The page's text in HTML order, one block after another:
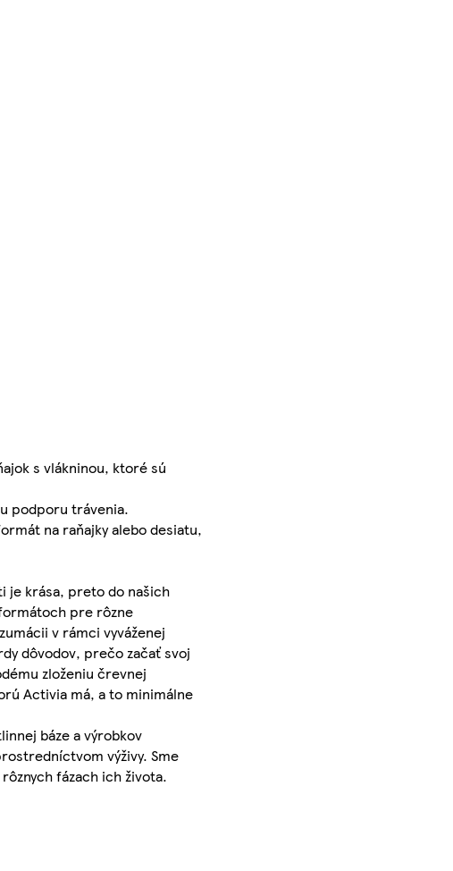
s vlákninou, ktoré sú
podporu trávenia.
na raňajky alebo desiatu,
je krása, preto do našich
pre rôzne
v rámci vyváženej
dôvodov, prečo začať svoj
zloženiu črevnej
Activia má, a to minimálne
báze a výrobkov
výživy. Sme
fázach ich života.